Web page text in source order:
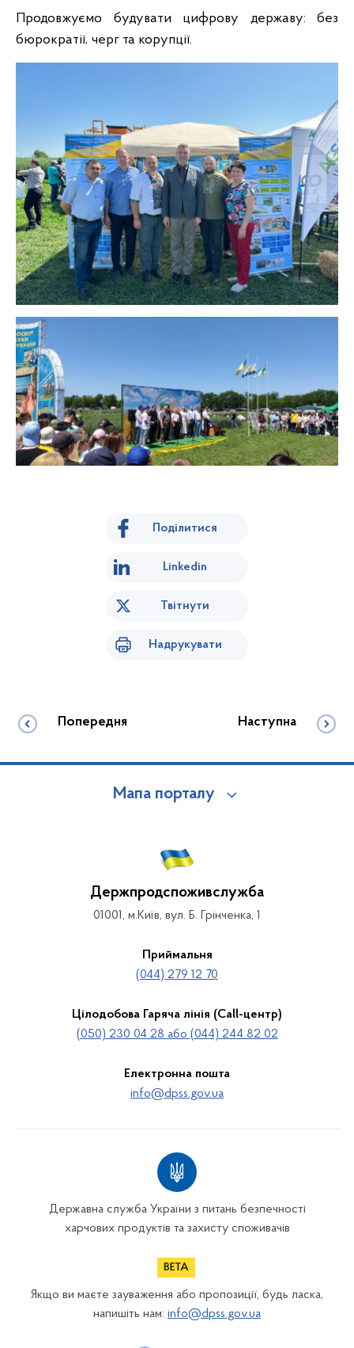
Продовжуємо будувати цифрову державу: без
бюрократії, черг та корупції.
Поділитися
Linkedin
Твітнути
Надрукувати
Попередня Наступна
Мапа порталу
Держпродспоживслужба
01001, м.Київ, вул. Б. Грінченка, 1
Приймальня
(044) 279 12 70
Цілодобова Гаряча лінія (Call-центр)
(050) 230 04 28 або (044) 244 82 02
Електронна пошта
info@dpss.gov.ua
Державна служба України з питань безпечності
харчових продуктів та захисту споживачів
Якщо ви маєте зауваження або пропозиції, будь ласка,
напишіть нам: info@dpss.gov.ua